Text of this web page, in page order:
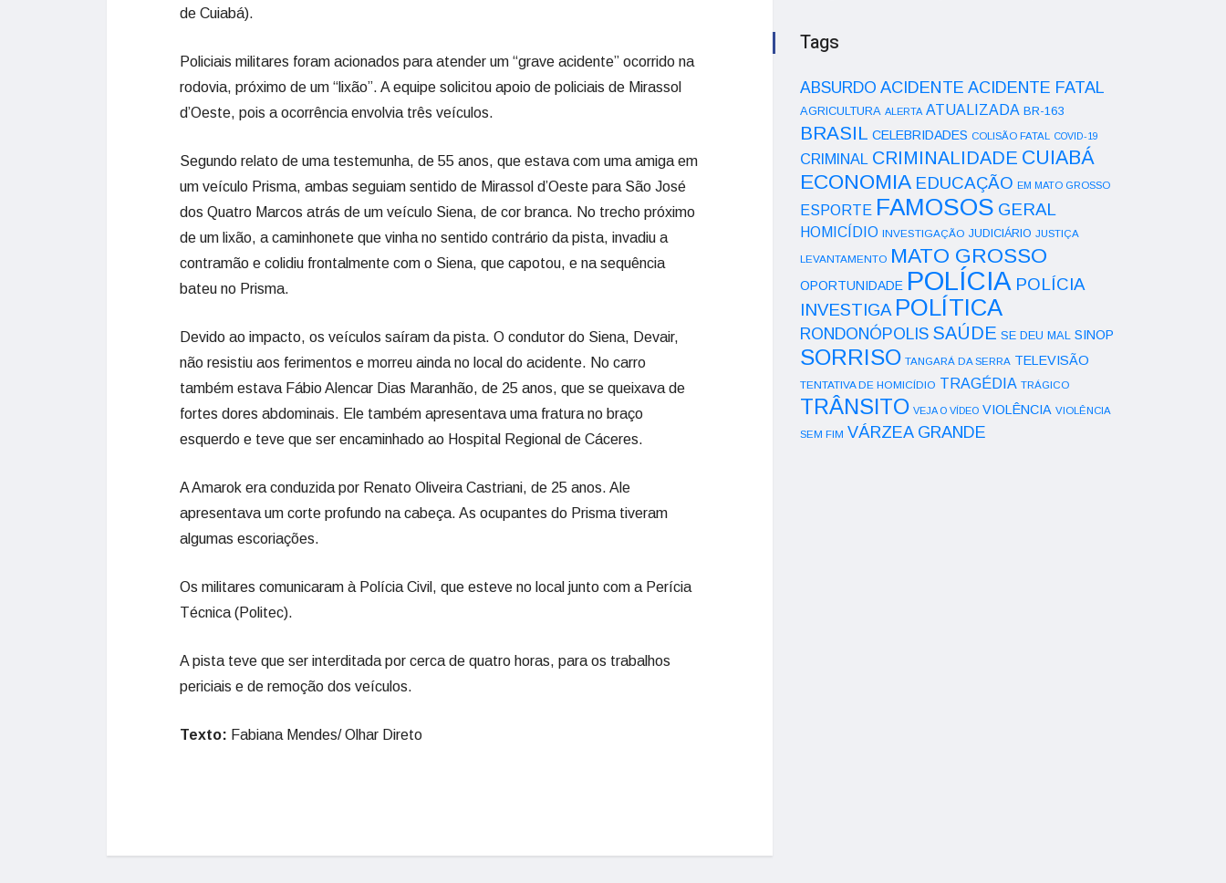
de Cuiabá).
Policiais militares foram acionados para atender um “grave acidente” ocorrido na
rodovia, próximo de um “lixão”. A equipe solicitou apoio de policiais de Mirassol
d’Oeste, pois a ocorrência envolvia três veículos.
Segundo relato de uma testemunha, de 55 anos, que estava com uma amiga em
um veículo Prisma, ambas seguiam sentido de Mirassol d’Oeste para São José
dos Quatro Marcos atrás de um veículo Siena, de cor branca. No trecho próximo
de um lixão, a caminhonete que vinha no sentido contrário da pista, invadiu a
contramão e colidiu frontalmente com o Siena, que capotou, e na sequência
bateu no Prisma.
Devido ao impacto, os veículos saíram da pista. O condutor do Siena, Devair,
não resistiu aos ferimentos e morreu ainda no local do acidente. No carro
também estava Fábio Alencar Dias Maranhão, de 25 anos, que se queixava de
fortes dores abdominais. Ele também apresentava uma fratura no braço
esquerdo e teve que ser encaminhado ao Hospital Regional de Cáceres.
A Amarok era conduzida por Renato Oliveira Castriani, de 25 anos. Ale
apresentava um corte profundo na cabeça. As ocupantes do Prisma tiveram
algumas escoriações.
Os militares comunicaram à Polícia Civil, que esteve no local junto com a Perícia
Técnica (Politec).
A pista teve que ser interditada por cerca de quatro horas, para os trabalhos
periciais e de remoção dos veículos.
Texto: Fabiana Mendes/ Olhar Direto
Tags
ABSURDO ACIDENTE ACIDENTE FATAL
AGRICULTURA ALERTA ATUALIZADA BR-163
BRASIL CELEBRIDADES COLISÃO FATAL COVID-19
CRIMINAL CRIMINALIDADE CUIABÁ
ECONOMIA EDUCAÇÃO EM MATO GROSSO
ESPORTE FAMOSOS GERAL
HOMICÍDIO INVESTIGAÇÃO JUDICIÁRIO JUSTIÇA
LEVANTAMENTO MATO GROSSO
OPORTUNIDADE POLÍCIA POLÍCIA
INVESTIGA POLÍTICA
RONDONÓPOLIS SAÚDE SE DEU MAL SINOP
SORRISO TANGARÁ DA SERRA TELEVISÃO
TENTATIVA DE HOMICÍDIO TRAGÉDIA TRÁGICO
TRÂNSITO VEJA O VÍDEO VIOLÊNCIA VIOLÊNCIA
SEM FIM VÁRZEA GRANDE